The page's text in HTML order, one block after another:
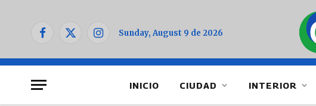
Facebook
X
InstagramSunday, August 9 de 2026
INICIO CIUDAD INTERIOR